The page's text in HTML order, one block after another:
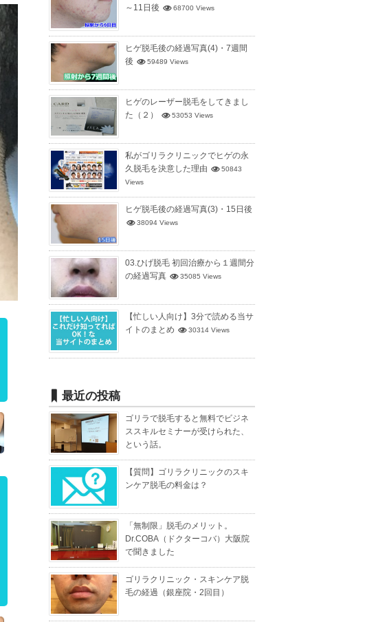
～11日後 68700 Views
ヒゲ脱毛後の経過写真(4)・7週間
後
59489 Views
ヒゲのレーザー脱毛をしてきまし
た（２）
53053 Views
私がゴリラクリニックでヒゲの永
久脱毛を決意した理由
50843
Views
ヒゲ脱毛後の経過写真(3)・15日後
38094 Views
03.ひげ脱毛 初回治療から１週間分
の経過写真
35085 Views
【忙しい人向け】3分で読める当サ
イトのまとめ
30314 Views
最近の投稿
ゴリラで脱毛すると無料でビジネ
ススキルセミナーが受けられた、
という話。
【質問】ゴリラクリニックのスキ
ンケア脱毛の料金は？
「無制限」脱毛のメリット。
Dr.COBA（ドクターコバ）大阪院
で聞きました
ゴリラクリニック・スキンケア脱
毛の経過（銀座院・2回目）